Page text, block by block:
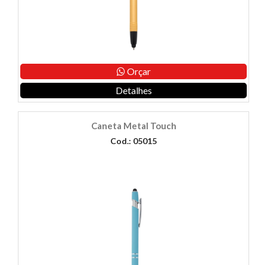
Orçar
Detalhes
Caneta Metal Touch
Cod.: 05015